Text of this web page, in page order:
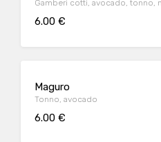
Gamberi cotti, avocado, tonno,
6.00 €
Maguro
Tonno, avocado
6.00 €